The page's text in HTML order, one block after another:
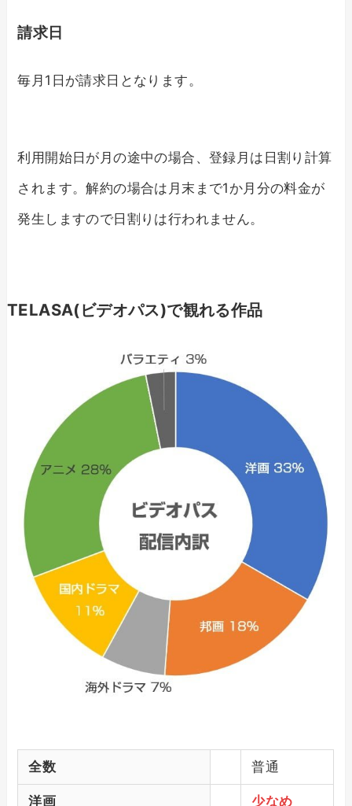
請求日
毎月1日が請求日となります。
利用開始日が月の途中の場合、登録月は日割り計算
されます。解約の場合は月末まで1か月分の料金が
発生しますので日割りは行われません。
TELASA(ビデオパス)で観れる作品
全数 普通
洋画 少なめ